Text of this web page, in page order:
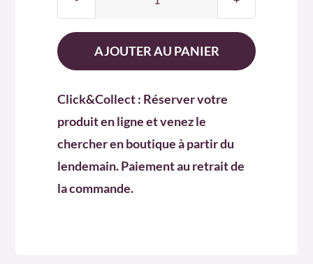
quantité
WHISKY
70
CL
AJOUTER AU PANIER
Click&Collect : Réserver votre
produit en ligne et venez le
chercher en boutique à partir du
lendemain. Paiement au retrait de
la commande.